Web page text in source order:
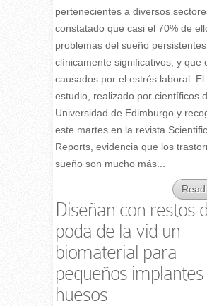
pertenecientes a diversos
constatado que casi el 70% de
problemas del sueño
clínicamente significativos, y que
causados por el estrés laboral. El
estudio, realizado por científicos
Universidad de Edimburgo y
este martes en la revista Scientific
Reports, evidencia que los
sueño son mucho más...
Diseñan con restos
poda de la vid un
biomaterial para
pequeños
huesos